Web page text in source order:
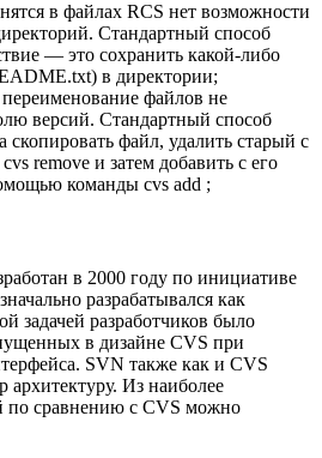
в файлах RCS нет возможности
Стандартный способ
— это сохранить какой-либо
в директории;
файлов не
версий. Стандартный способ
скопировать файл, удалить старый с
remove и затем добавить с его
команды cvs add ;
в 2000 году по инициативе
разрабатывался как
задачей разработчиков было
в дизайне CVS при
SVN также как и CVS
архитектуру. Из наиболее
по сравнению с CVS можно